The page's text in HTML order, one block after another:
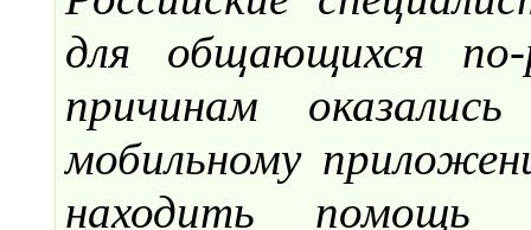
для общающихся
причинам
мобильному
находить